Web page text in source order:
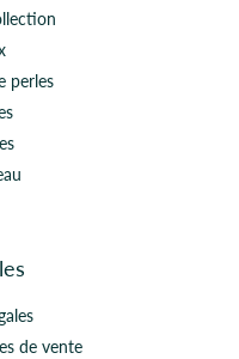
perles
de vente